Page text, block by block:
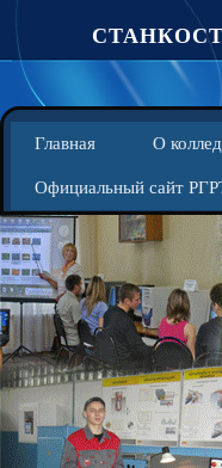
Главная О
Официальный сайт